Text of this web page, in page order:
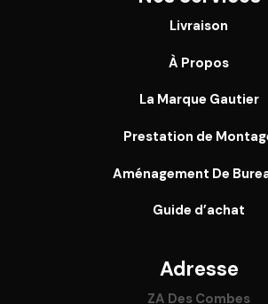
Livraison
À Propos
La Marque Gautier
Prestation de
Aménagement De
Guide d’achat
Adresse
ZA Des Combes